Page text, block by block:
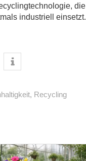
die
industriell einsetzt.
, Recycling